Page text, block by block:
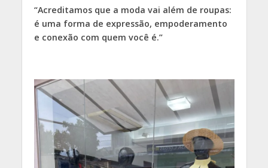
“Acreditamos que a moda vai além de roupas:
é uma forma de expressão, empoderamento
e conexão com quem você é.”